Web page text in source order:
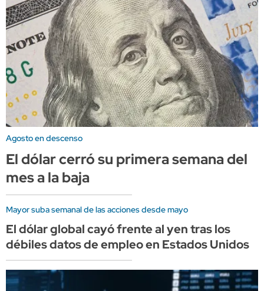
Agosto en descenso
El dólar cerró su primera semana del
mes a la baja
Mayor suba semanal de las acciones desde mayo
El dólar global cayó frente al yen tras los
débiles datos de empleo en Estados Unidos